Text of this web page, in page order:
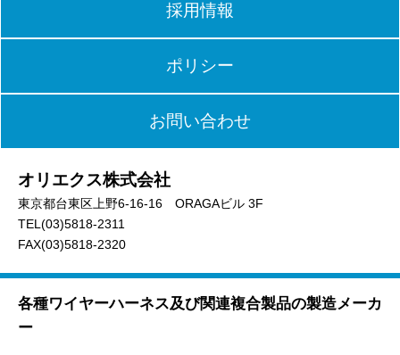
採用情報
ポリシー
お問い合わせ
オリエクス株式会社
東京都台東区上野6-16-16 ORAGAビル 3F
TEL(03)5818-2311
FAX(03)5818-2320
各種ワイヤーハーネス及び関連複合製品の製造メーカ
ー